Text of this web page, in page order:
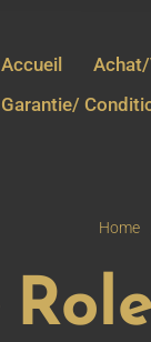
Accueil
Garantie/
Home